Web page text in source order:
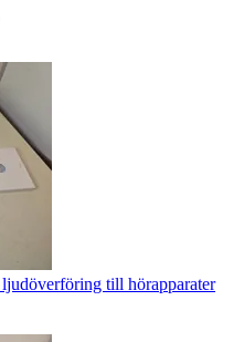
till hörapparater